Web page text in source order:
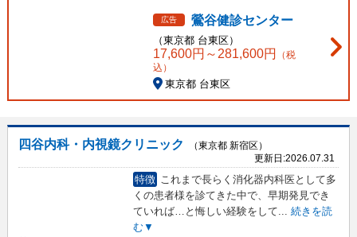
広告 鶯谷健診センター
（東京都 台東区）
17,600円～281,600円
（税
込）
東京都 台東区
四谷内科・内視鏡クリニック
（東京都 新宿区）
更新日:2026.07.31
特徴 これまで長らく消化器内科医として多
くの患者様を診てきた中で、早期発見でき
ていれば…と悔しい経験をして... 続きを読
む▼